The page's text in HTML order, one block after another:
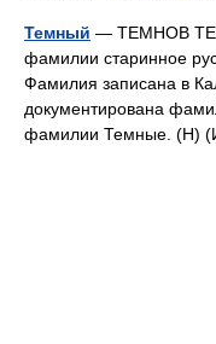
Темный — ТЕМНОВ
фамилии старинное
Фамилия записана в
документирована
фамилии Темные. (Н)